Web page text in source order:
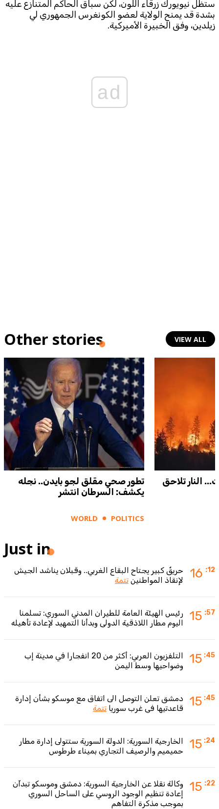
ستظل نيويورك زرقاء اللون، لكن سباق الحاكم المتنازع عليه
بشدة قد يمنح الولاية لعضو الكونغرس الجمهوري لي
زيلدين، وفق الخبيرة الأميركية.
ad
Other stories VIEW ALL
تطور صحي مقلق لجو بايدن.. نجله
يكشف: السرطان انتشر
WORLD POLITICS
النار تلاحق
Just in
16 :12
حريقٌ كبير يجتاح البقاع الغربي.. وقبلان يناشد الجيش
لإنقاذ المواطنين تتمة
15 :57
رئيس الهيئة العامة للطيران المدني السوري: تسلمنا
اليوم مطار اللاذقية الدولي وبدأنا التمهيد لإعادة تأهيله
15 :45
التلفزيون العربي: أكثر من 20 انفجارا في مدينة إب
وضواحيها وسط اليمن
15 :45
دمشق تعلن التوصل الى اتفاق مع موسكو بشأن إدارة
قاعدتيها في غرب سوريا تتمة
15 :24
الخارجية السورية: الدولة السورية ستتولى إدارة مطار
حميميم والرصيف التجاري بميناء طرطوس
15 :22
وكالة نقلا عن الخارجية السورية: دمشق وموسكو تبدآن
إعادة تنظيم الوجود الروسي على الساحل السوري
بموجب مذكرة التفاهم